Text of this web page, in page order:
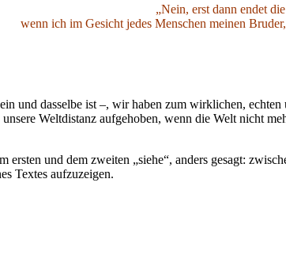
„Nein, erst dann endet
wenn ich im Gesicht jedes Menschen meinen
und dasselbe ist –, wir haben zum wirklichen, echten
Weltdistanz aufgehoben, wenn die Welt nicht
und dem zweiten „siehe“, anders gesagt:
Textes aufzuzeigen.